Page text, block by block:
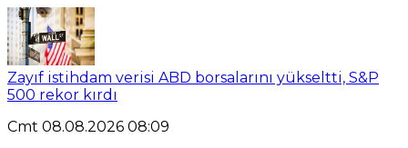
Zayıf istihdam verisi ABD borsalarını yükseltti, S&P
500 rekor kırdı
Cmt 08.08.2026 08:09